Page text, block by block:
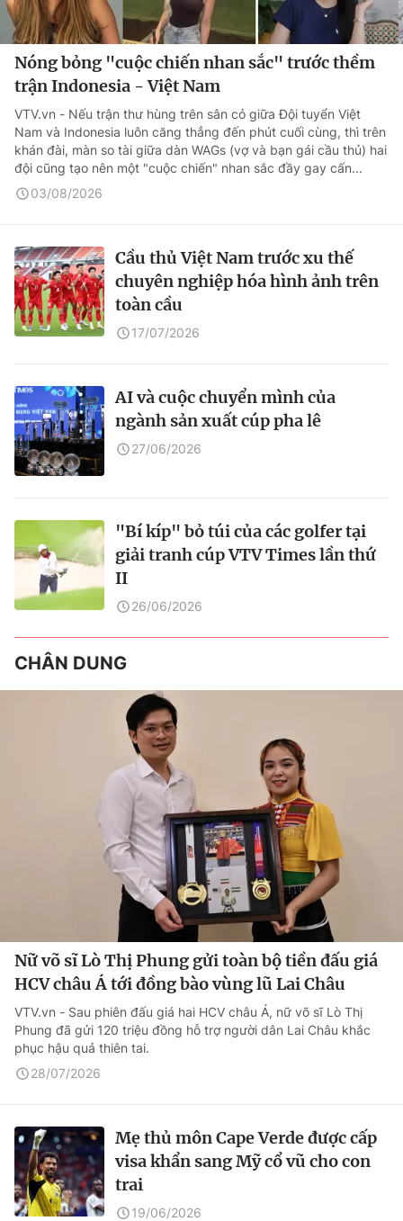
Nóng bỏng "cuộc chiến nhan sắc" trước thềm
trận Indonesia - Việt Nam
VTV.vn - Nếu trận thư hùng trên sân cỏ giữa Đội tuyển Việt
Nam và Indonesia luôn căng thẳng đến phút cuối cùng, thì trên
khán đài, màn so tài giữa dàn WAGs (vợ và bạn gái cầu thủ) hai
đội cũng tạo nên một "cuộc chiến" nhan sắc đầy gay cấn...
03/08/2026
Cầu thủ Việt Nam trước xu thế
chuyên nghiệp hóa hình ảnh trên
toàn cầu
17/07/2026
AI và cuộc chuyển mình của
ngành sản xuất cúp pha lê
27/06/2026
"Bí kíp" bỏ túi của các golfer tại
giải tranh cúp VTV Times lần thứ
II
26/06/2026
CHÂN DUNG
Nữ võ sĩ Lò Thị Phung gửi toàn bộ tiền đấu giá
HCV châu Á tới đồng bào vùng lũ Lai Châu
VTV.vn - Sau phiên đấu giá hai HCV châu Á, nữ võ sĩ Lò Thị
Phung đã gửi 120 triệu đồng hỗ trợ người dân Lai Châu khắc
phục hậu quả thiên tai.
28/07/2026
Mẹ thủ môn Cape Verde được cấp
visa khẩn sang Mỹ cổ vũ cho con
trai
19/06/2026